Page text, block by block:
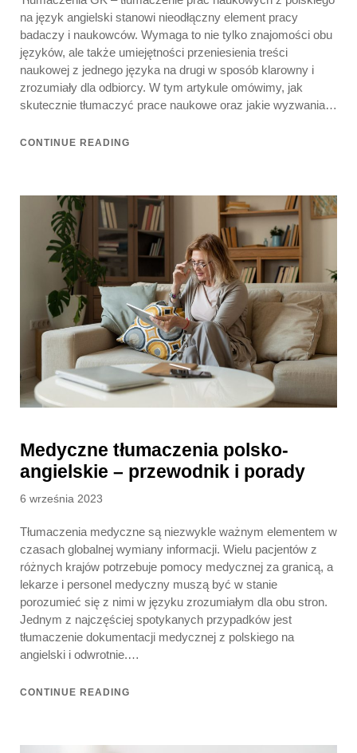
na język angielski stanowi nieodłączny element pracy
badaczy i naukowców. Wymaga to nie tylko znajomości obu
języków, ale także umiejętności przeniesienia treści
naukowej z jednego języka na drugi w sposób klarowny i
zrozumiały dla odbiorcy. W tym artykule omówimy, jak
skutecznie tłumaczyć prace naukowe oraz jakie wyzwania…
CONTINUE READING
Medyczne tłumaczenia polsko-
angielskie – przewodnik i porady
Posted
6 września 2023
Tłumaczenia medyczne są niezwykle ważnym elementem w
czasach globalnej wymiany informacji. Wielu pacjentów z
różnych krajów potrzebuje pomocy medycznej za granicą, a
lekarze i personel medyczny muszą być w stanie
porozumieć się z nimi w języku zrozumiałym dla obu stron.
Jednym z najczęściej spotykanych przypadków jest
tłumaczenie dokumentacji medycznej z polskiego na
angielski i odwrotnie.…
CONTINUE READING